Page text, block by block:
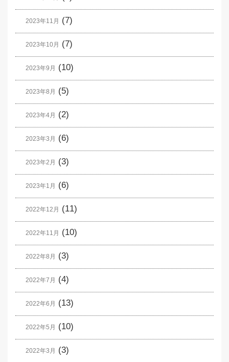
2023年11月 (7)
2023年10月 (7)
2023年9月 (10)
2023年8月 (5)
2023年4月 (2)
2023年3月 (6)
2023年2月 (3)
2023年1月 (6)
2022年12月 (11)
2022年11月 (10)
2022年8月 (3)
2022年7月 (4)
2022年6月 (13)
2022年5月 (10)
2022年3月 (3)